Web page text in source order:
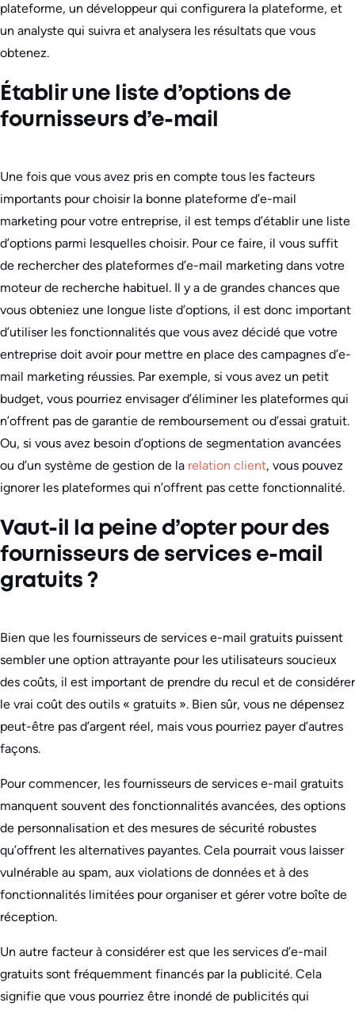
plateforme, un développeur qui configurera la plateforme, et
un analyste qui suivra et analysera les résultats que vous
obtenez.
Établir une liste d’options de
fournisseurs d’e-mail
Une fois que vous avez pris en compte tous les facteurs
importants pour choisir la bonne plateforme d’e-mail
marketing pour votre entreprise, il est temps d’établir une liste
d’options parmi lesquelles choisir. Pour ce faire, il vous suffit
de rechercher des plateformes d’e-mail marketing dans votre
moteur de recherche habituel. Il y a de grandes chances que
vous obteniez une longue liste d’options, il est donc important
d’utiliser les fonctionnalités que vous avez décidé que votre
entreprise doit avoir pour mettre en place des campagnes d’e-
mail marketing réussies. Par exemple, si vous avez un petit
budget, vous pourriez envisager d’éliminer les plateformes qui
n’offrent pas de garantie de remboursement ou d’essai gratuit.
Ou, si vous avez besoin d’options de segmentation avancées
ou d’un système de gestion de la relation client, vous pouvez
ignorer les plateformes qui n’offrent pas cette fonctionnalité.
Vaut-il la peine d’opter pour des
fournisseurs de services e-mail
gratuits ?
Bien que les fournisseurs de services e-mail gratuits puissent
sembler une option attrayante pour les utilisateurs soucieux
des coûts, il est important de prendre du recul et de considérer
le vrai coût des outils « gratuits ». Bien sûr, vous ne dépensez
peut-être pas d’argent réel, mais vous pourriez payer d’autres
façons.
Pour commencer, les fournisseurs de services e-mail gratuits
manquent souvent des fonctionnalités avancées, des options
de personnalisation et des mesures de sécurité robustes
qu’offrent les alternatives payantes. Cela pourrait vous laisser
vulnérable au spam, aux violations de données et à des
fonctionnalités limitées pour organiser et gérer votre boîte de
réception.
Un autre facteur à considérer est que les services d’e-mail
gratuits sont fréquemment financés par la publicité. Cela
signifie que vous pourriez être inondé de publicités qui